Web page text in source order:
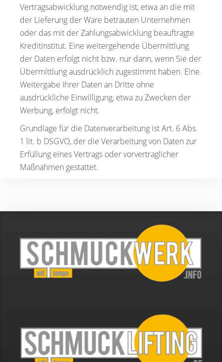
Vertragsabwicklung notwendig ist, etwa an die mit
der Lieferung der Ware betrauten Unternehmen
oder das mit der Zahlungsabwicklung beauftragte
Kreditinstitut. Eine weitergehende Übermittlung
der Daten erfolgt nicht bzw. nur dann, wenn Sie der
Übermittlung ausdrücklich zugestimmt haben. Eine
Weitergabe Ihrer Daten an Dritte ohne
ausdrückliche Einwilligung, etwa zu Zwecken der
Werbung, erfolgt nicht.
Grundlage für die Datenverarbeitung ist Art. 6 Abs.
1 lit. b DSGVO, der die Verarbeitung von Daten zur
Erfüllung eines Vertrags oder vorvertraglicher
Maßnahmen gestattet.